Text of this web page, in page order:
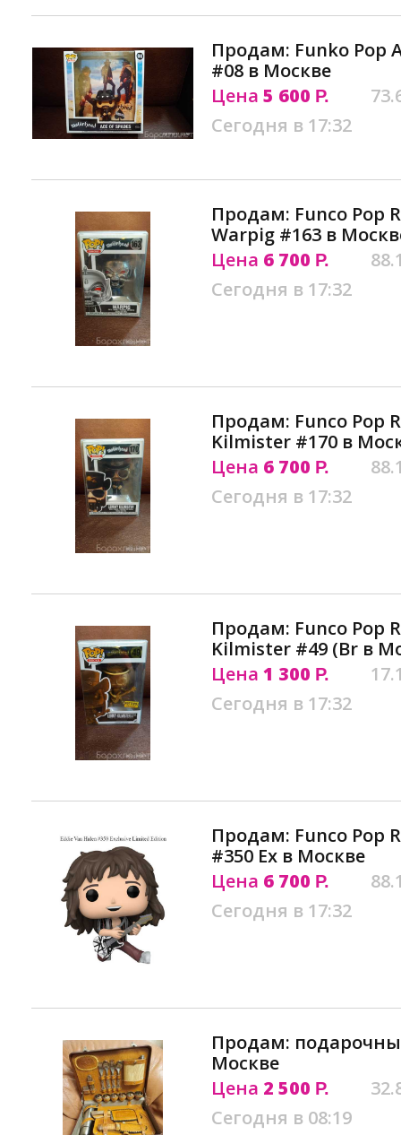
Продам: Funko Pop
#08 в Москве
Цена 5 600 Р.
Сегодня в 17:32
Продам: Funco Pop
Warpig #163 в
Цена 6 700 Р.
Сегодня в 17:32
Продам: Funco Pop
Kilmister #170 в
Цена 6 700 Р.
Сегодня в 17:32
Продам: Funco Pop
Kilmister #49 (Br в
Цена 1 300 Р.
Сегодня в 17:32
Продам: Funсо Рор
#350 Ех в Москве
Цена 6 700 Р.
Сегодня в 17:32
Продам:
Москве
Цена 2 500 Р.
Сегодня в 08:19